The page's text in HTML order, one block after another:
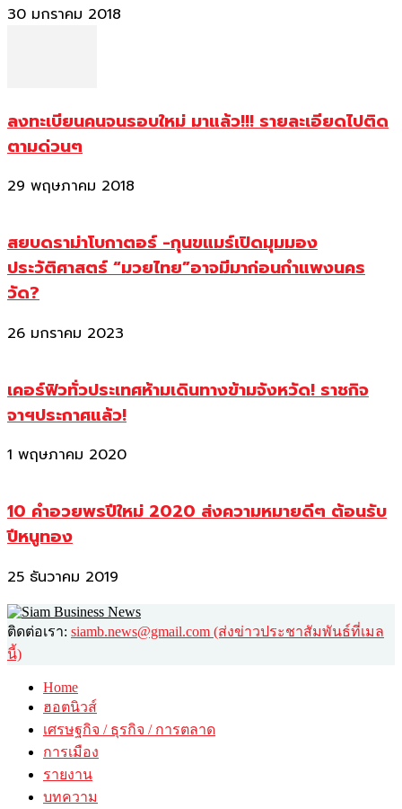
30 มกราคม 2018
ลงทะเบียนคนจนรอบใหม่ มาแล้ว!!! รายละเอียดไปติด
ตามด่วนๆ
29 พฤษภาคม 2018
สยบดราม่าโบกาตอร์ -กุนขแมร์เปิดมุมมอง
ประวัติศาสตร์ “มวยไทย”อาจมีมาก่อนกำแพงนคร
วัด?
26 มกราคม 2023
เคอร์ฟิวทั่วประเทศห้ามเดินทางข้ามจังหวัด! ราชกิจ
จาฯประกาศแล้ว!
1 พฤษภาคม 2020
10 คำอวยพรปีใหม่ 2020 ส่งความหมายดีๆ ต้อนรับ
ปีหนูทอง
25 ธันวาคม 2019
ติดต่อเรา: siamb.news@gmail.com (ส่งข่าวประชาสัมพันธ์ที่เมล
นี้)
Home
ฮอตนิวส์
เศรษฐกิจ / ธุรกิจ / การตลาด
การเมือง
รายงาน
บทความ